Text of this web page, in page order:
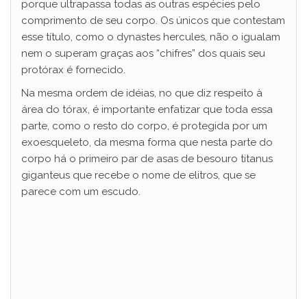
e
o
porque ultrapassa todas as outras espécies pelo
comprimento de seu corpo. Os únicos que contestam
esse título, como o dynastes hercules, não o igualam
nem o superam graças aos “chifres” dos quais seu
protórax é fornecido.
Na mesma ordem de idéias, no que diz respeito à
área do tórax, é importante enfatizar que toda essa
parte, como o resto do corpo, é protegida por um
exoesqueleto, da mesma forma que nesta parte do
corpo há o primeiro par de asas de besouro titanus
giganteus que recebe o nome de elitros, que se
parece com um escudo.